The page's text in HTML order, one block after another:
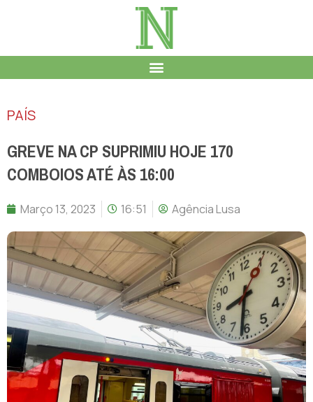
PAÍS
GREVE NA CP SUPRIMIU HOJE 170
COMBOIOS ATÉ ÀS 16:00
Março 13, 2023 16:51 Agência Lusa